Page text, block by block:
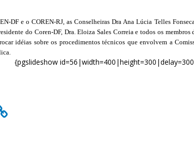
DF e o COREN-RJ, as Conselheiras Dra Ana Lúcia Telles
do Coren-DF, Dra. Eloiza Sales Correia e todos os
idéias sobre os procedimentos técnicos que envolvem a
{pgslideshow